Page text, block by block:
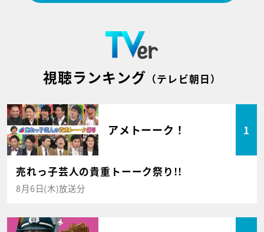
視聴ランキング （テレビ朝日）
アメトーーク！ 1
売れっ子芸人の貴重トーーク祭り!!
8月6日(木)放送分